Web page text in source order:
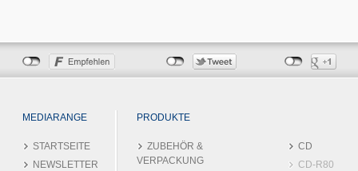
MEDIARANGE PRODUKTE
STARTSEITE
NEWSLETTER
ZUBEHÖR &
VERPACKUNG
CD
CD-R80